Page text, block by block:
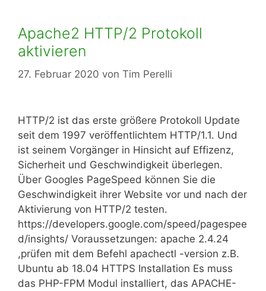
Apache2 HTTP/2 Protokoll
aktivieren
27. Februar 2020 von Tim Perelli
HTTP/2 ist das erste größere Protokoll Update
seit dem 1997 veröffentlichtem HTTP/1.1. Und
ist seinem Vorgänger in Hinsicht auf Effizenz,
Sicherheit und Geschwindigkeit überlegen.
Über Googles PageSpeed können Sie die
Geschwindigkeit ihrer Website vor und nach der
Aktivierung von HTTP/2 testen.
https://developers.google.com/speed/pagespee
d/insights/ Voraussetzungen: apache 2.4.24
,prüfen mit dem Befehl apachectl -version z.B.
Ubuntu ab 18.04 HTTPS Installation Es muss
das PHP-FPM Modul installiert, das APACHE-